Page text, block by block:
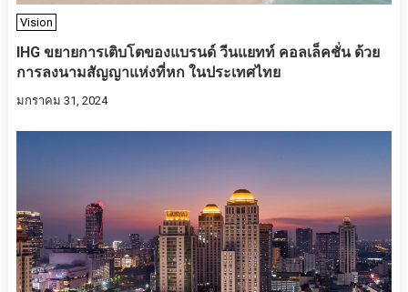
Vision
IHG ขยายการเติบโตของแบรนด์ วีนแยทท์ คอลเล็คชั่น ด้วย
การลงนามสัญญาแห่งที่หก ในประเทศไทย
มกราคม 31, 2024